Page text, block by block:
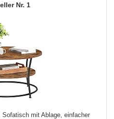
1
mit Ablage, einfacher